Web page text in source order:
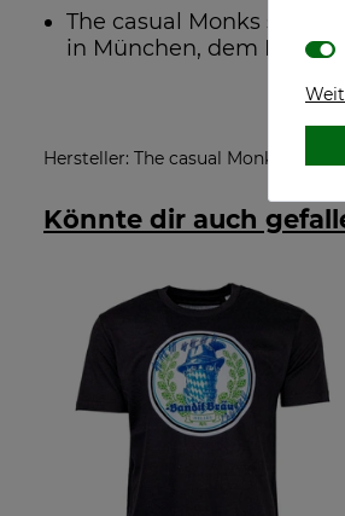
The casual Monks steht
in München, dem Herzen
Hersteller: The casual Monks
Könnte dir auch